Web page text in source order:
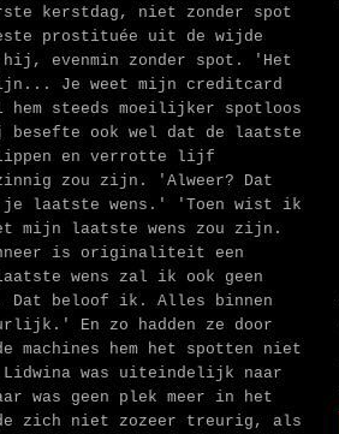
kerstdag, niet zonder spot
prostituée uit de wijde
hij, evenmin zonder spot. 'Het
Je weet mijn creditcard
steeds moeilijker spotloos
besefte ook wel dat de laatste
en verrotte lijf
zou zijn. 'Alweer? Dat
je laatste wens.' 'Toen wist ik
mijn laatste wens zou zijn.
is originaliteit een
wens zal ik ook geen
Dat beloof ik. Alles binnen
En zo hadden ze door
machines hem het spotten niet
Lidwina was uiteindelijk naar
was geen plek meer in het
zich niet zozeer treurig, als